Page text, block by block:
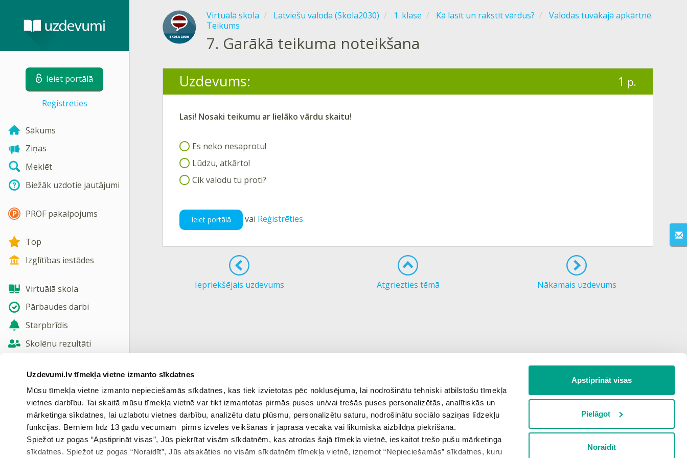
Uzdevumi.lv tīmekļa vietne izmanto sīkdatnes
Mūsu tīmekļa vietne izmanto nepieciešamās sīkdatnes, kas tiek izvietotas pēc noklusējuma, lai nodrošinātu tehniski atbilstošu tīmekļa
vietnes darbību. Tai skaitā mūsu tīmekļa vietnē var tikt izmantotas pirmās puses un/vai trešās puses personalizētās, analītiskās un
mārketinga sīkdatnes, lai uzlabotu vietnes darbību, analizētu datu plūsmu, personalizētu saturu, nodrošinātu sociālo saziņas līdzekļu
funkcijas. Bērniem līdz 13 gadu vecumam pirms izvēles veikšanas ir jāprasa vecāka vai likumiskā aizbildņa piekrišana.
Spiežot uz pogas “Apstiprināt visas”, Jūs piekrītat visām sīkdatnēm, kas atrodas šajā tīmekļa vietnē, ieskaitot trešo pušu mārketinga
sīkdatnes. Spiežot uz pogas “Noraidīt”, Jūs atsakāties no visām sīkdatnēm tīmekļa vietnē, izņemot “Nepieciešamās” sīkdatnes, kuru
Apstiprināt visas
Pielāgot
Noraidīt
Ieiet portālā
Reģistrēties
Sākums
Ziņas
Meklēt
Biežāk uzdotie jautājumi
PROF pakalpojums
Top
Izglītības iestādes
Virtuālā skola
Pārbaudes darbi
Starpbrīdis
Skolēnu rezultāti
Nosūtīt atsauksmi
Skatīt vairāk
Virtuālā skola Latviešu valoda (Skola2030) 1. klase Kā lasīt un rakstīt vārdus?
Valodas tuvākajā apkārtnē.
Teikums
7. Garākā teikuma noteikšana
Uzdevums: 1 p.
Lasi! Nosaki teikumu ar lielāko vārdu skaitu!
Es neko nesaprotu!
Lūdzu, atkārto!
Cik valodu tu proti?
Ieiet portālā vai Reģistrēties
Iepriekšējais uzdevums Atgriezties tēmā Nākamais uzdevums